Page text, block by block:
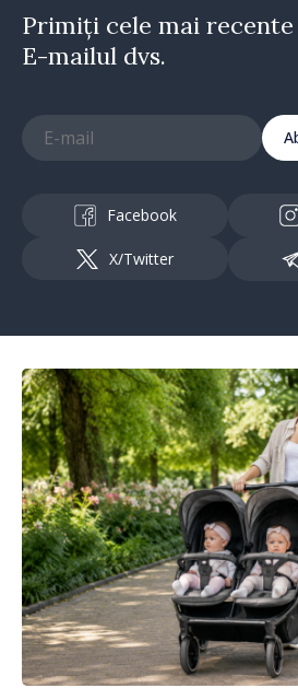
Primiți cele mai
E-mailul dvs.
Facebook
X/Twitter